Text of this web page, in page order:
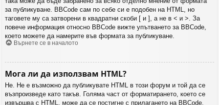
за публикуване. BBCode сам по себе си е подобен на HTML, но
таговете му са затворени в квадратни скоби [ и ], а не в < и >. За
повече информация относно BBCode вижте упътването за BBCode,
което можете да намерите във формата за публикуване.
Върнете се в началото
Мога ли да използвам HTML?
Не. Не е възможно да публикувате HTML в този форум и той да се
възпроизведе като такъв. Голяма част от форматирането, което се
извършва с HTML, може да се постигне с прилагането на BBCode.